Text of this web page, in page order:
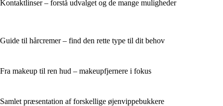
Kontaktlinser – forstå udvalget og de mange muligheder
Guide til hårcremer – find den rette type til dit behov
Fra makeup til ren hud – makeupfjernere i fokus
Samlet præsentation af forskellige øjenvippebukkere